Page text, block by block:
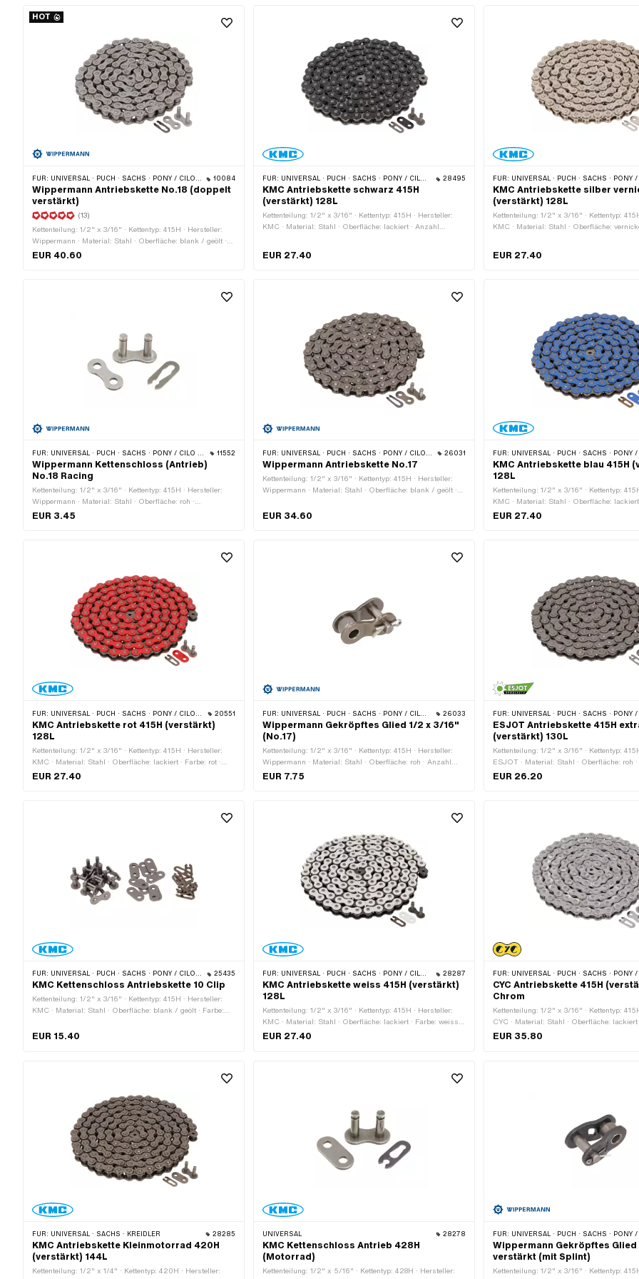
HOT
FÜR: UNIVERSAL · PUCH · SACHS · PONY / CILO (BETA 521 & 512) · ZÜNDAPP BELMONDO · TOMOS · BYE BIKE · CILO 10084
Wippermann Antriebskette No.18 (doppelt
verstärkt)
(13)
Kettenteilung: 1/2" x 3/16" · Kettentyp: 415H · Hersteller:
Wippermann · Material: Stahl · Oberfläche: blank / geölt ·
Farbe: grau · Anzahl Kettenglieder: 114 Stk. · Abrollumfang:
EUR 40.60
FÜR: UNIVERSAL · PUCH · SACHS · PONY / CILO (BETA 521 & 512) · ZÜNDAPP BELMONDO · TOMOS · BYE BIKE 28495
KMC Antriebskette schwarz 415H
(verstärkt) 128L
Kettenteilung: 1/2" x 3/16" · Kettentyp: 415H · Hersteller:
KMC · Material: Stahl · Oberfläche: lackiert · Anzahl
schwarz · Ø Bohrung: 4 mm · Ø Stift: 3.96 mm
EUR 27.40
FÜR: UNIVERSAL · PUCH · SACHS · PONY / CILO (BETA 521 & 512) · ZÜNDAPP BELMONDO ·
KMC Antriebskette silber
(verstärkt) 128L
Kettenteilung: 1/2" x 3/16" · Kettentyp:
KMC · Material: Stahl · Oberfläche:
Bohrung: 4.02 mm · Ø Stift: 3.9 mm
EUR 27.40
FÜR: UNIVERSAL · PUCH · SACHS · PONY / CILO (BETA 521 & 512) · ZÜNDAPP BELMONDO · TOMOS · BYE BIKE 11552
Wippermann Kettenschloss (Antrieb)
No.18 Racing
Kettenteilung: 1/2" x 3/16" · Kettentyp: 415H · Hersteller:
Wippermann · Material: Stahl · Oberfläche: roh ·
Kettenschloss-Art: Federverschluss · Farbe: grafitfarben · Ø
EUR 3.45
FÜR: UNIVERSAL · PUCH · SACHS · PONY / CILO (BETA 521 & 512) · ZÜNDAPP BELMONDO · TOMOS · BYE BIKE · CILO · HERCULES 26031
Wippermann Antriebskette No.17
Kettenteilung: 1/2" x 3/16" · Kettentyp: 415H · Hersteller:
Wippermann · Material: Stahl · Oberfläche: blank / geölt ·
Kettenschloss-Art: Federverschluss · Farbe: grau · Ø
EUR 34.60
FÜR: UNIVERSAL · PUCH · SACHS · PONY / CILO (BETA 521 & 512) · ZÜNDAPP BELMONDO ·
KMC Antriebskette blau 415H
128L
Kettenteilung: 1/2" x 3/16" · Kettentyp:
KMC · Material: Stahl · Oberfläche: lackiert
Anzahl Kettenglieder: 128 Stk. ·
EUR 27.40
FÜR: UNIVERSAL · PUCH · SACHS · PONY / CILO (BETA 521 & 512) · ZÜNDAPP BELMONDO · TOMOS · BYE BIKE 20551
KMC Antriebskette rot 415H (verstärkt)
128L
Kettenteilung: 1/2" x 3/16" · Kettentyp: 415H · Hersteller:
KMC · Material: Stahl · Oberfläche: lackiert · Farbe: rot ·
Anzahl Kettenglieder: 128 Stk. · Abrollumfang: 1626 mm ·
EUR 27.40
FÜR: UNIVERSAL · PUCH · SACHS · PONY / CILO (BETA 521 & 512) · ZÜNDAPP BELMONDO · TOMOS · BYE BIKE 26033
Wippermann Gekröpftes Glied 1/2 x 3/16"
(No.17)
Kettenteilung: 1/2" x 3/16" · Kettentyp: 415H · Hersteller:
Wippermann · Material: Stahl · Oberfläche: roh · Anzahl
Kettenglieder: 1 Stk. · Kettenschloss-Art: Gekröpftes Glied ·
EUR 7.75
FÜR: UNIVERSAL · PUCH · SACHS · PONY / CILO (BETA 521 & 512) · ZÜNDAPP BELMONDO · TOMOS ·
ESJOT Antriebskette 415H
(verstärkt) 130L
Kettenteilung: 1/2" x 3/16" · Kettentyp:
ESJOT · Material: Stahl · Oberfläche: roh
Kettenglieder: 130 Stk. · Abrollumfang: 1651
EUR 26.20
FÜR: UNIVERSAL · PUCH · SACHS · PONY / CILO (BETA 521 & 512) · ZÜNDAPP BELMONDO · TOMOS · BYE BIKE 25435
KMC Kettenschloss Antriebskette 10 Clip
Kettenteilung: 1/2" x 3/16" · Kettentyp: 415H · Hersteller:
KMC · Material: Stahl · Oberfläche: blank / geölt · Farbe:
Federverschluss · Ø Bohrung: 4.02 mm · Ø Stift: 3.9 mm
EUR 15.40
FÜR: UNIVERSAL · PUCH · SACHS · PONY / CILO (BETA 521 & 512) · ZÜNDAPP BELMONDO · TOMOS · BYE BIKE 28287
KMC Antriebskette weiss 415H (verstärkt)
128L
Kettenteilung: 1/2" x 3/16" · Kettentyp: 415H · Hersteller:
KMC · Material: Stahl · Oberfläche: lackiert · Farbe: weiss ·
Anzahl Kettenglieder: 128 Stk. · Abrollumfang: 1626 mm ·
EUR 27.40
FÜR: UNIVERSAL · PUCH · SACHS · PONY / CILO (BETA 521 & 512) · ZÜNDAPP BELMONDO ·
CYC Antriebskette 415H
Chrom
Kettenteilung: 1/2" x 3/16" · Kettentyp:
CYC · Material: Stahl · Oberfläche: lackiert
Anzahl Kettenglieder: 128 Stk. ·
EUR 35.80
FÜR: UNIVERSAL · SACHS · KREIDLER 28285
KMC Antriebskette Kleinmotorrad 420H
(verstärkt) 144L
Kettenteilung: 1/2" x 1/4" · Kettentyp: 420H · Hersteller:
UNIVERSAL 28278
KMC Kettenschloss Antrieb 428H
(Motorrad)
Kettenteilung: 1/2" x 5/16" · Kettentyp: 428H · Hersteller:
FÜR: UNIVERSAL · PUCH · SACHS · PONY / CILO (BETA 521 & 512) · ZÜNDAPP BELMONDO ·
Wippermann Gekröpftes Glied
verstärkt (mit Splint)
Kettenteilung: 1/2" x 3/16" · Kettentyp: